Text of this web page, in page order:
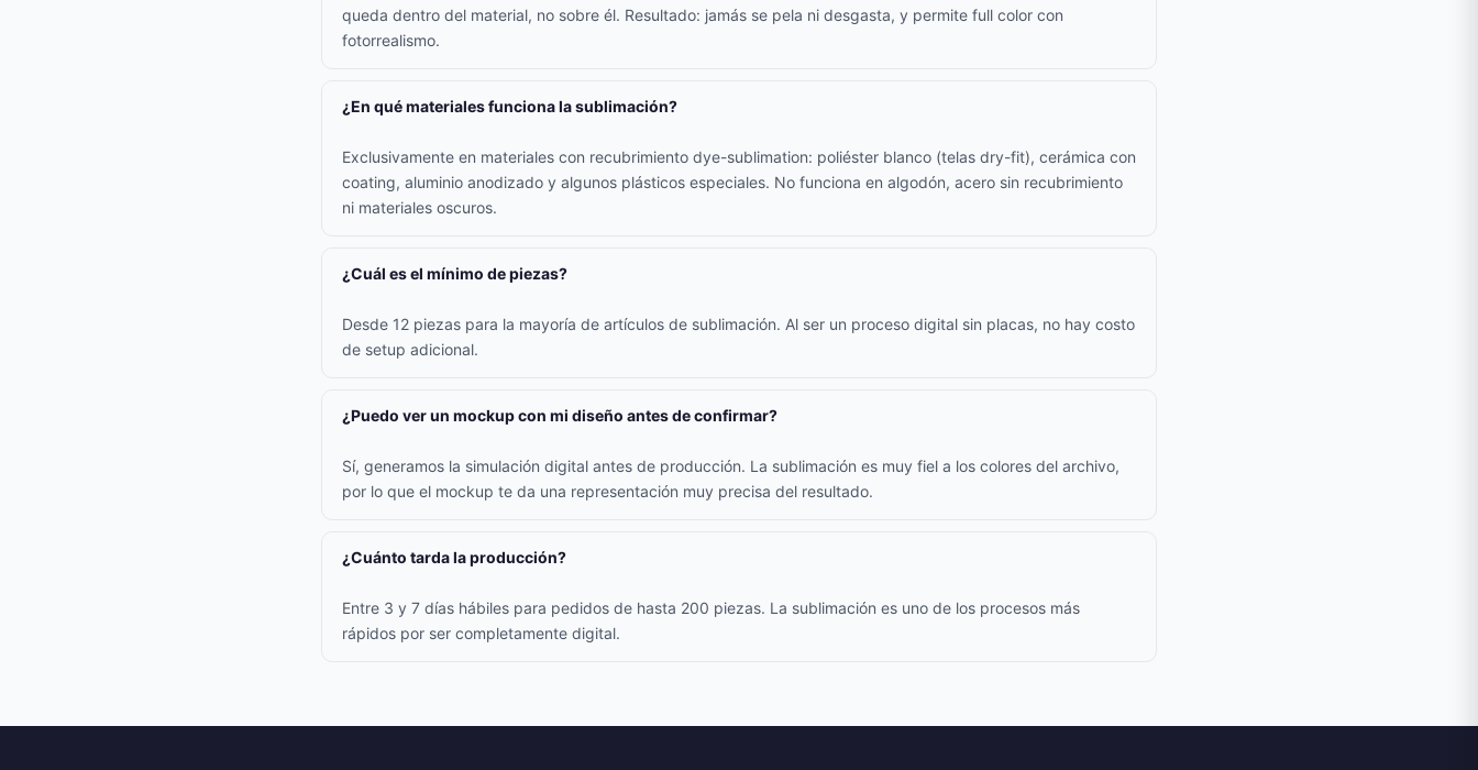
queda dentro del material, no sobre él. Resultado: jamás se pela ni desgasta, y permite full color con
fotorrealismo.
¿En qué materiales funciona la sublimación?
Exclusivamente en materiales con recubrimiento dye-sublimation: poliéster blanco (telas dry-fit), cerámica con
coating, aluminio anodizado y algunos plásticos especiales. No funciona en algodón, acero sin recubrimiento
ni materiales oscuros.
¿Cuál es el mínimo de piezas?
Desde 12 piezas para la mayoría de artículos de sublimación. Al ser un proceso digital sin placas, no hay costo
de setup adicional.
¿Puedo ver un mockup con mi diseño antes de confirmar?
Sí, generamos la simulación digital antes de producción. La sublimación es muy fiel a los colores del archivo,
por lo que el mockup te da una representación muy precisa del resultado.
¿Cuánto tarda la producción?
Entre 3 y 7 días hábiles para pedidos de hasta 200 piezas. La sublimación es uno de los procesos más
rápidos por ser completamente digital.